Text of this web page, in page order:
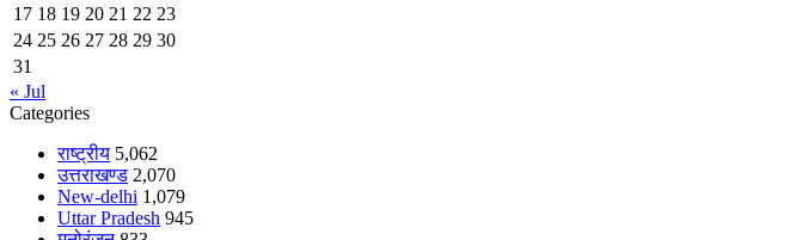
17 18 19 20 21 22 23
24 25 26 27 28 29 30
31
« Jul
Categories
राष्ट्रीय 5,062
उत्तराखण्ड 2,070
New-delhi 1,079
Uttar Pradesh 945